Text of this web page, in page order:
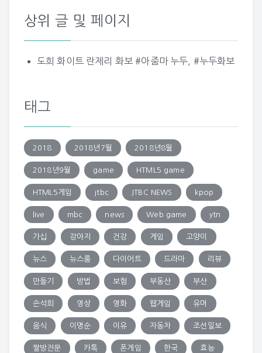
상위 글 및 페이지
도희 화이트 란제리 화보 #아줌마 누두, #누두화보
태그
2018 2018년7월 2018년8월
2018년9월 game HTML5 game
HTML5게임 jtbc JTBC NEWS kpop
live mbc news Web game ytn
가십 강아지 건강 게임 고양이
뉴스 뉴스룸 다이어트 드라마 리뷰
만들기 방법 보험 부동산 부산
손석희 영상 영화 웹게임 유머
음식 이명순 이유 자동차 조선일보
짤방전문 카톡 폰게임 한국 효능